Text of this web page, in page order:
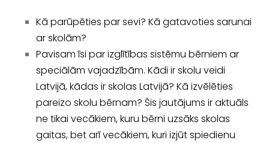
Kā parūpēties par sevi? Kā gatavoties sarunai
ar skolām?
Pavisam īsi par izglītības sistēmu bērniem ar
speciālām vajadzībām. Kādi ir skolu veidi
Latvijā, kādas ir skolas Latvijā? Kā izvēlēties
pareizo skolu bērnam? Šis jautājums ir aktuāls
ne tikai vecākiem, kuru bērni uzsāks skolas
gaitas, bet arī vecākiem, kuri izjūt spiedienu